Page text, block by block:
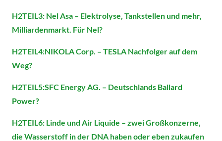
H2TEIL3: Nel Asa – Elektrolyse, Tankstellen und mehr,
Milliardenmarkt. Für Nel?
H2TEIL4:NIKOLA Corp. – TESLA Nachfolger auf dem
Weg?
H2TEIL5:SFC Energy AG. – Deutschlands Ballard
Power?
H2TEIL6: Linde und Air Liquide – zwei Großkonzerne,
die Wasserstoff in der DNA haben oder eben zukaufen